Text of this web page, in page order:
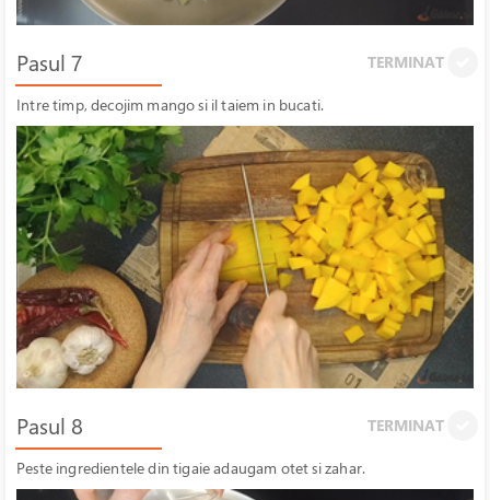
Pasul 7 TERMINAT
Intre timp, decojim mango si il taiem in bucati.
Pasul 8 TERMINAT
Peste ingredientele din tigaie adaugam otet si zahar.